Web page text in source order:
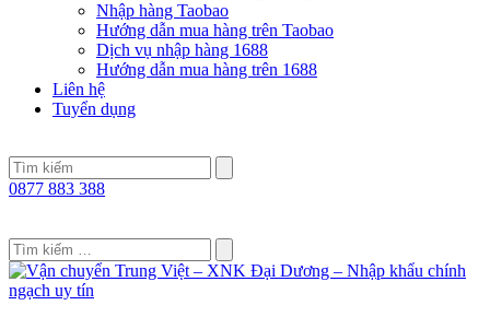
Nhập hàng Taobao
Hướng dẫn mua hàng trên Taobao
Dịch vụ nhập hàng 1688
Hướng dẫn mua hàng trên 1688
Liên hệ
Tuyển dụng
0877 883 388